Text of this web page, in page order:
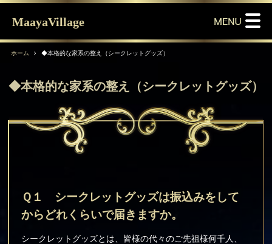
MaayaVillage
ホーム ◆本格的な家系の整え（シークレットグッズ）
◆本格的な家系の整え（シークレットグッズ）
Ｑ１ シークレットグッズは振込みをして
からどれくらいで届きますか。
シークレットグッズとは、皆様の代々のご先祖様何千人、